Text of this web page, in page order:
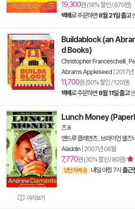
19,300원 (18% 할인 / 970원)
택배로 주문하면 8월 21일 출고
Buildablock (an
d Books)
Christopher Franceschelli
Abrams Appleseed 2017년
11,700원 (50% 할인 / 120원)
택배로 주문하면 8월 11일 출고
미리보기
Lunch Money
즈 8
앤드루 클레먼츠, 브라이언 셀즈
Aladdin 2007년 06월
7,770원 (30% 할인 / 80원)
양탄자배송 내일 아침 7시 출근